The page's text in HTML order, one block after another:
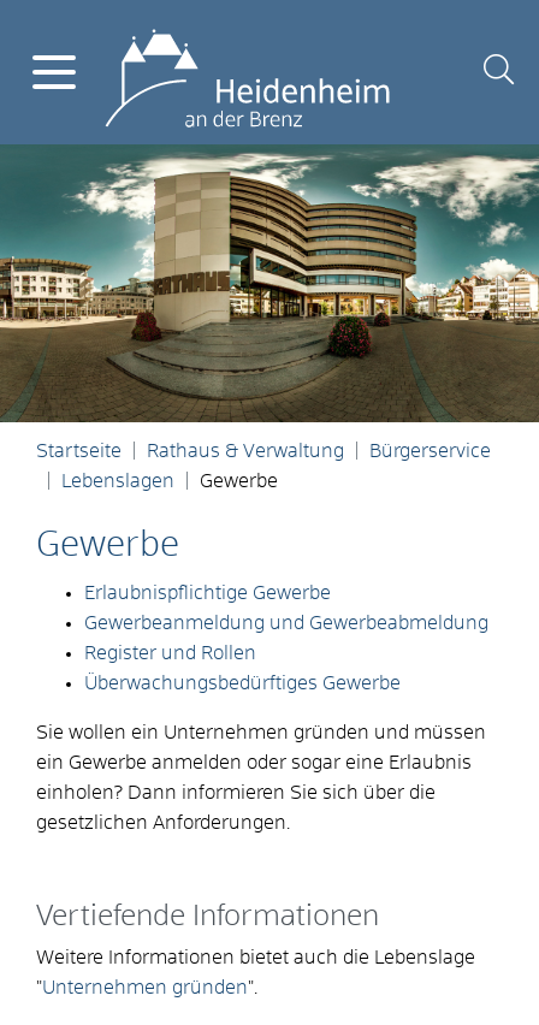
Startseite Rathaus & Verwaltung
Bürgerservice
Lebenslagen
Gewerbe
Gewerbe
Erlaubnispflichtige Gewerbe
Gewerbeanmeldung und Gewerbeabmeldung
Register und Rollen
Überwachungsbedürftiges Gewerbe
Sie wollen ein Unternehmen gründen und müssen
ein Gewerbe anmelden oder sogar eine Erlaubnis
einholen? Dann informieren Sie sich über die
gesetzlichen Anforderungen.
Vertiefende Informationen
Weitere Informationen bietet auch die Lebenslage
"Unternehmen gründen".